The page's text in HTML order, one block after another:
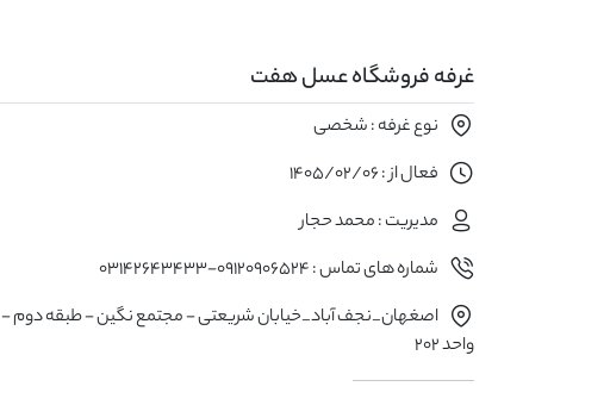
غرفه فروشگاه عسل هفت
نوع غرفه : شخصی
فعال از : 1405/02/06
مدیریت : محمد حجار
شماره های تماس : 09120906524-03142643433
اصغهان_نجف آباد_خیابان شریعتی - مجتمع نگین - طبقه دوم -
واحد 202